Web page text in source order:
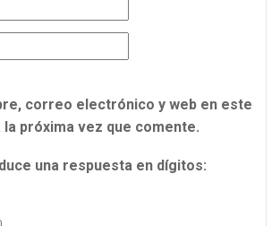
correo electrónico y web en este
próxima vez que comente.
una respuesta en dígitos: